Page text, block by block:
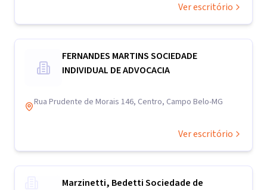
Ver escritório
FERNANDES MARTINS SOCIEDADE
INDIVIDUAL DE ADVOCACIA
Rua Prudente de Morais 146, Centro, Campo Belo-MG
Ver escritório
Marzinetti, Bedetti Sociedade de